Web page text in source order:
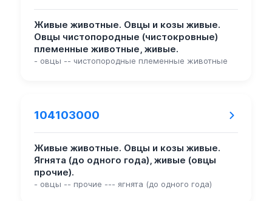
Живые животные. Овцы и козы живые.
Овцы чистопородные (чистокровные)
племенные животные, живые.
- овцы -- чистопородные племенные животные
104103000
Живые животные. Овцы и козы живые.
Ягнята (до одного года), живые (овцы
прочие).
- овцы -- прочие --- ягнята (до одного года)